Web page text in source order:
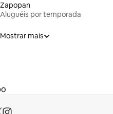
Zapopan
Aluguéis por temporada
Mostrar mais